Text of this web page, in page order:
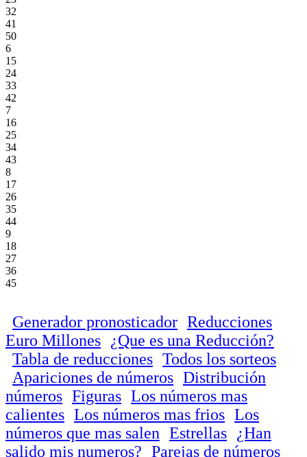
32
41
50
6
15
24
33
42
7
16
25
34
43
8
17
26
35
44
9
18
27
36
45
Generador pronosticador Reducciones
Euro Millones
¿Que es una Reducción?
Tabla de reducciones Todos los sorteos
Apariciones de números Distribución
números Figuras Los números mas
calientes Los números mas frios Los
números que mas salen Estrellas
¿Han
salido mis numeros? Parejas de números